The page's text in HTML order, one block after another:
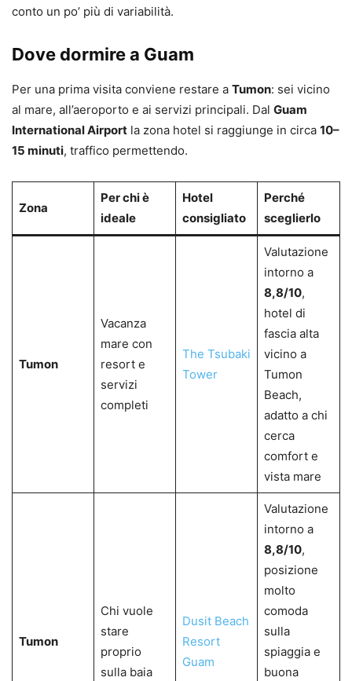
conto un po’ più di variabilità.
Dove dormire a Guam
Per una prima visita conviene restare a Tumon: sei vicino
al mare, all’aeroporto e ai servizi principali. Dal Guam
International Airport la zona hotel si raggiunge in circa 10–
15 minuti, traffico permettendo.
Zona
Per chi è
ideale
Hotel
consigliato
Perché
sceglierlo
Tumon
Vacanza
mare con
resort e
servizi
completi
The Tsubaki
Tower
Valutazione
intorno a
8,8/10,
hotel di
fascia alta
vicino a
Tumon
Beach,
adatto a chi
cerca
comfort e
vista mare
Tumon
Chi vuole
stare
proprio
sulla baia
Dusit Beach
Resort
Guam
Valutazione
intorno a
8,8/10,
posizione
molto
comoda
sulla
spiaggia e
buona